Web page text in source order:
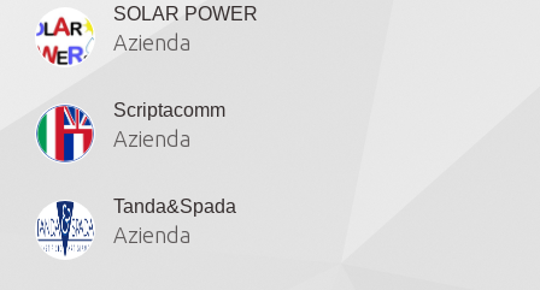
SOLAR POWER
Azienda
Scriptacomm
Azienda
Tanda&Spada
Azienda